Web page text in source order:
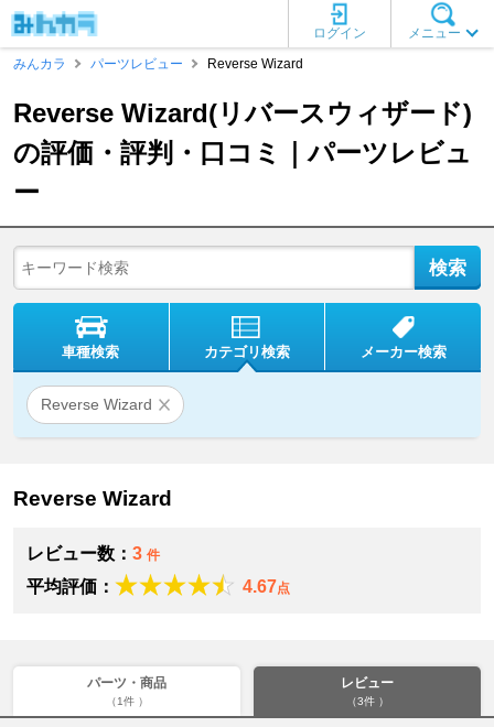
メニュー
ログイン
みんカラ
パーツレビュー Reverse Wizard
Reverse Wizard(リバースウィザード)
の評価・評判・口コミ｜パーツレビュ
ー
車種検索 カテゴリ検索 メーカー検索
Reverse Wizard
Reverse Wizard
レビュー数： 3 件
平均評価： 4.67点
パーツ・商品
（1件 ）
レビュー
（3件 ）